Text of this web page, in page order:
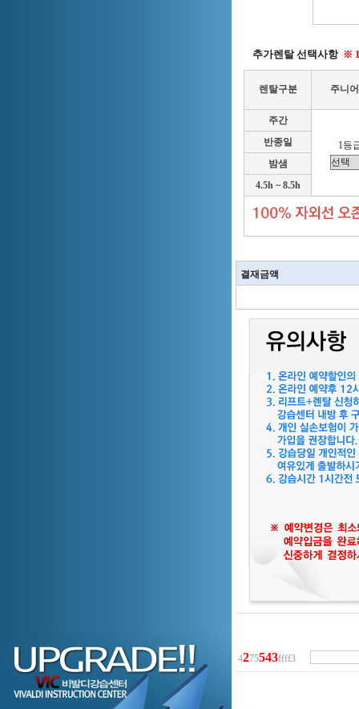
추가렌탈 선택사항 ※ 1
렌탈구분 주니
주간
1등
반종일
밤샘
4.5h ~ 8.5h
결재금액
4275543ffff3